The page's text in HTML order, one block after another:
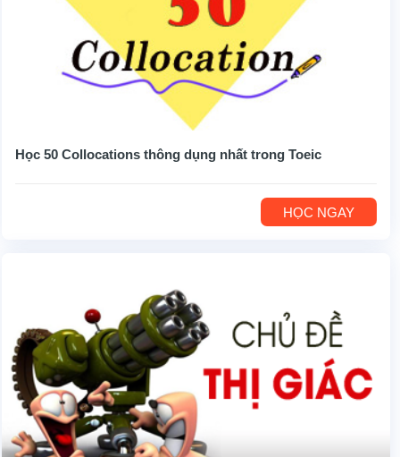
Học 50 Collocations thông dụng nhất trong Toeic
HỌC NGAY